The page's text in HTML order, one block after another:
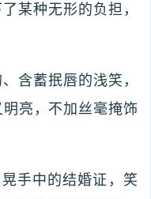
某种无形的负担，
含蓄抿唇的浅笑，
亮，不加丝毫掩饰
手中的结婚证，笑